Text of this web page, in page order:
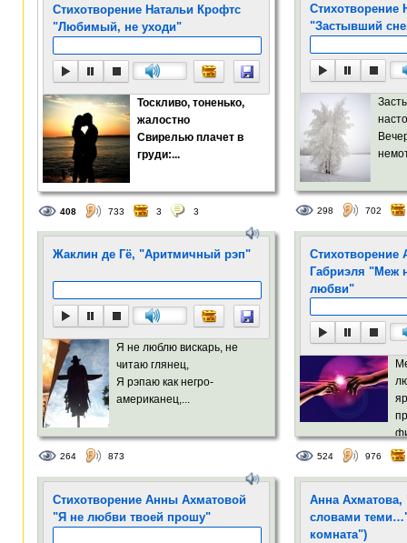
Стихотворение Натальи Крофтс
"Любимый, не уходи"
Тоскливо, тоненько,
жалостно
Свирелью плачет в
груди:...
408 733 3 3
Стихотворение
"Застывший
298 702
Жаклин де Гё, "Аритмичный рэп"
Я не люблю вискарь, не
читаю глянец,
Я рэпаю как негро-
американец,...
264 873
Стихотворение
Габриэля "Меж
любви"
под откос......
524 976
Стихотворение Анны Ахматовой
"Я не любви твоей прошу"
Анна Ахматова,
словами
комната")